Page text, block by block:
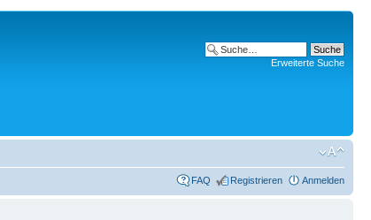
Erweiterte Suche
FAQ Registrieren Anmelden